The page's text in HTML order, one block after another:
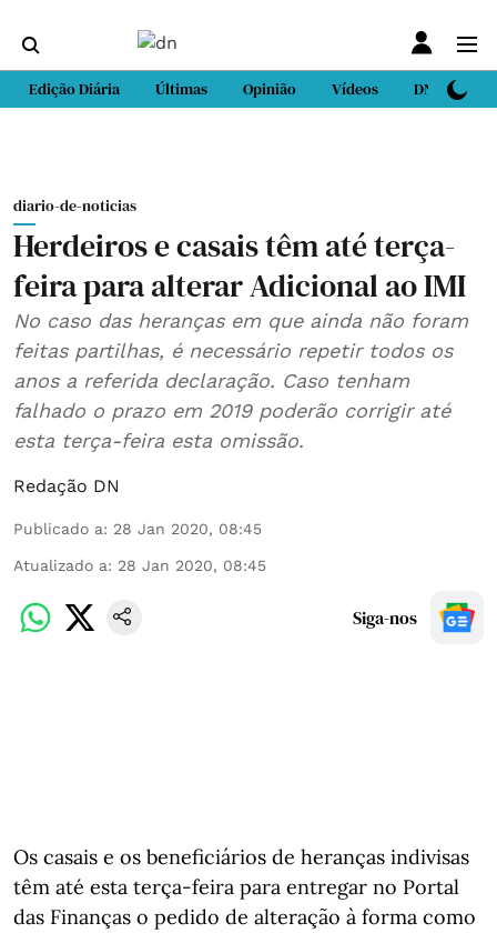
Edição Diária Últimas Opinião Vídeos DN Sport
diario-de-noticias
Herdeiros e casais têm até terça-
feira para alterar Adicional ao IMI
No caso das heranças em que ainda não foram
feitas partilhas, é necessário repetir todos os
anos a referida declaração. Caso tenham
falhado o prazo em 2019 poderão corrigir até
esta terça-feira esta omissão.
Redação DN
Publicado a: 28 Jan 2020, 08:45
Atualizado a: 28 Jan 2020, 08:45
Siga-nos
Os casais e os beneficiários de heranças indivisas
têm até esta terça-feira para entregar no Portal
das Finanças o pedido de alteração à forma como